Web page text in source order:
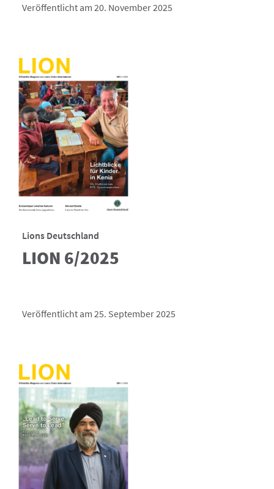
Veröffentlicht am 20. November 2025
Lions Deutschland
LION 6/2025
Veröffentlicht am 25. September 2025